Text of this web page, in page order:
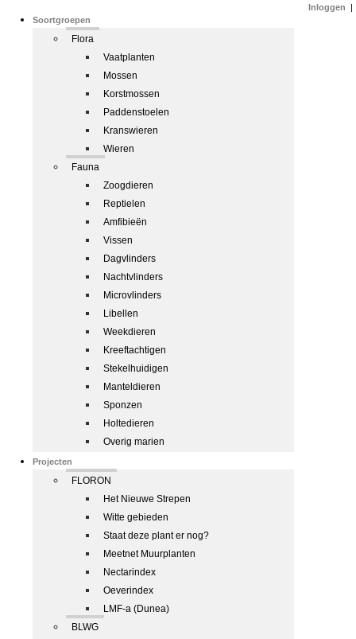
Soortgroepen
Flora
Vaatplanten
Mossen
Korstmossen
Paddenstoelen
Kranswieren
Wieren
Fauna
Zoogdieren
Reptielen
Amfibieën
Vissen
Dagvlinders
Nachtvlinders
Microvlinders
Libellen
Weekdieren
Kreeftachtigen
Stekelhuidigen
Manteldieren
Sponzen
Holtedieren
Overig marien
Projecten
FLORON
Het Nieuwe Strepen
Witte gebieden
Staat deze plant er nog?
Meetnet Muurplanten
Nectarindex
Oeverindex
LMF-a (Dunea)
BLWG
Inloggen |